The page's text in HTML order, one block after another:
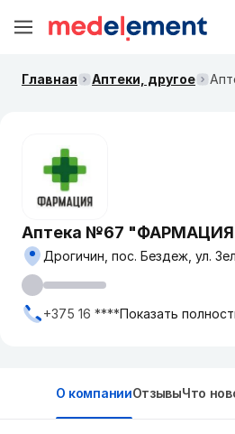
Главная Аптеки, другое
Аптека №67
Дрогичин, пос. Бездеж, ул.
+375 16 ****Показать
О компанииОтзывыЧто